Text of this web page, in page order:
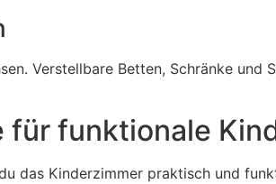
Verstellbare Betten, Schränke
für funktionale
das Kinderzimmer praktisch und